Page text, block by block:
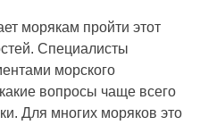
морякам пройти этот
Специалисты
морского
вопросы чаще всего
Для многих моряков это